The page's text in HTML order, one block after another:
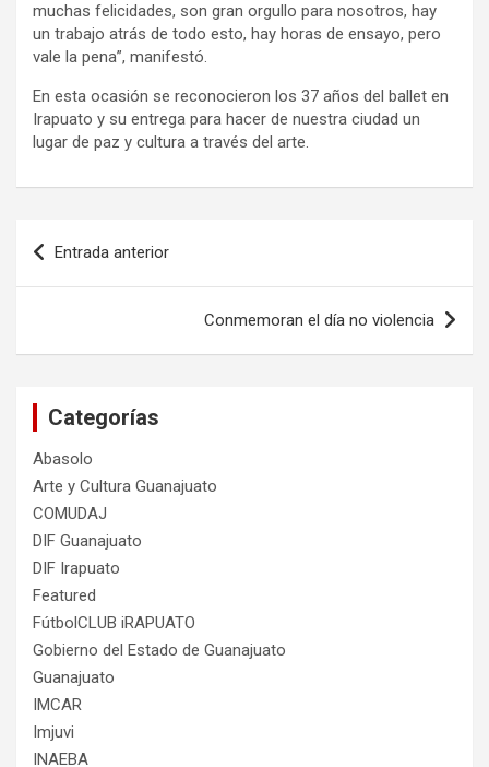
muchas felicidades, son gran orgullo para nosotros, hay
un trabajo atrás de todo esto, hay horas de ensayo, pero
vale la pena”, manifestó.
En esta ocasión se reconocieron los 37 años del ballet en
Irapuato y su entrega para hacer de nuestra ciudad un
lugar de paz y cultura a través del arte.
Navegación
de
Entrada anterior
Conmemoran el día no violencia
Categorías
Abasolo
Arte y Cultura Guanajuato
COMUDAJ
DIF Guanajuato
DIF Irapuato
Featured
FútbolCLUB iRAPUATO
Gobierno del Estado de Guanajuato
Guanajuato
IMCAR
Imjuvi
INAEBA